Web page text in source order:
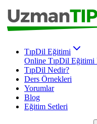
TıpDil Eğitimi
Online TıpDil Eğitimi
TıpDil Nedir?
Ders Örnekleri
Yorumlar
Blog
Eğitim Setleri